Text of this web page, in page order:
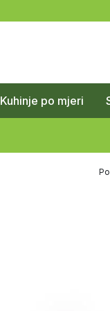
Kuhinje po mjeri